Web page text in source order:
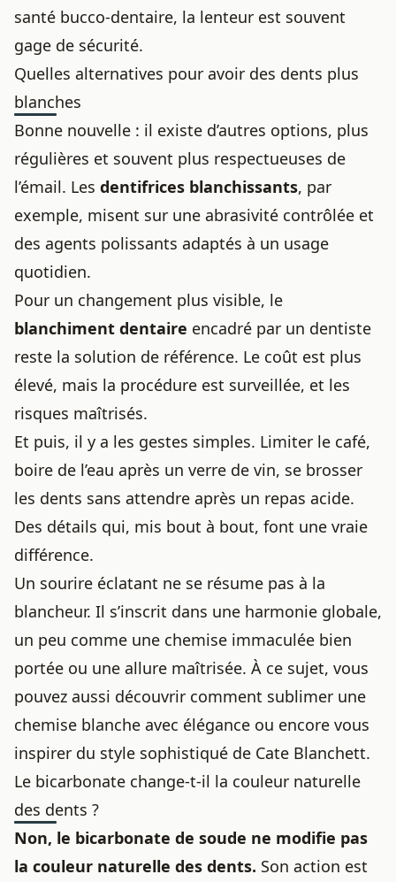
santé bucco-dentaire, la lenteur est souvent
gage de sécurité.
Quelles alternatives pour avoir des dents plus
blanches
Bonne nouvelle : il existe d’autres options, plus
régulières et souvent plus respectueuses de
l’émail. Les dentifrices blanchissants, par
exemple, misent sur une abrasivité contrôlée et
des agents polissants adaptés à un usage
quotidien.
Pour un changement plus visible, le
blanchiment dentaire encadré par un dentiste
reste la solution de référence. Le coût est plus
élevé, mais la procédure est surveillée, et les
risques maîtrisés.
Et puis, il y a les gestes simples. Limiter le café,
boire de l’eau après un verre de vin, se brosser
les dents sans attendre après un repas acide.
Des détails qui, mis bout à bout, font une vraie
différence.
Un sourire éclatant ne se résume pas à la
blancheur. Il s’inscrit dans une harmonie globale,
un peu comme une chemise immaculée bien
portée ou une allure maîtrisée. À ce sujet, vous
pouvez aussi découvrir comment sublimer une
chemise blanche avec élégance ou encore vous
inspirer du style sophistiqué de Cate Blanchett.
Le bicarbonate change-t-il la couleur naturelle
des dents ?
Non, le bicarbonate de soude ne modifie pas
la couleur naturelle des dents. Son action est